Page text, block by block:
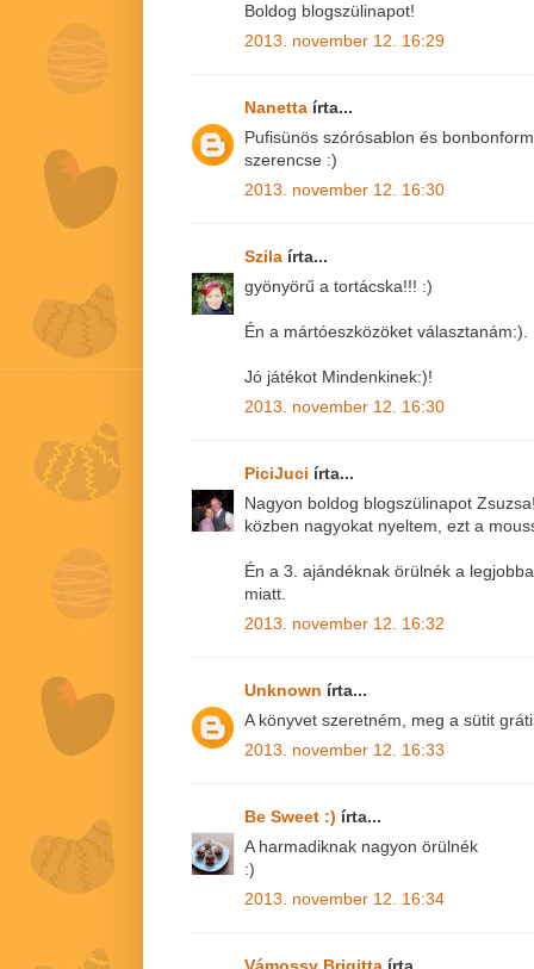
Boldog blogszülinapot!
2013. november 12. 16:29
Nanetta írta...
Pufisünös szórósablon és
szerencse :)
2013. november 12. 16:30
Szila írta...
gyönyörű a tortácska!!! :)
Én a mártóeszközöket választanám:).
Jó játékot Mindenkinek:)!
2013. november 12. 16:30
PiciJuci írta...
Nagyon boldog blogszülinapot
közben nagyokat nyeltem, ezt a
Én a 3. ajándéknak örülnék a
miatt.
2013. november 12. 16:32
Unknown írta...
A könyvet szeretném, meg a sütit
2013. november 12. 16:33
Be Sweet :) írta...
A harmadiknak nagyon örülnék
:)
2013. november 12. 16:34